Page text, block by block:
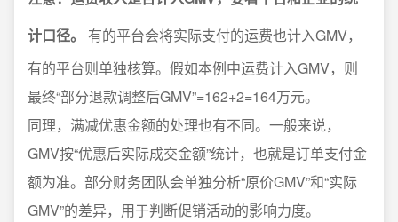
计口径。
有的平台会将实际支付的运费也计入GMV，
有的平台则单独核算。假如本例中运费计入GMV，则
最终“部分退款调整后GMV”=162+2=164万元。
同理，满减优惠金额的处理也有不同。一般来说，
GMV按“优惠后实际成交金额”统计，也就是订单支付金
额为准。部分财务团队会单独分析“原价GMV”和“实际
GMV”的差异，用于判断促销活动的影响力度。